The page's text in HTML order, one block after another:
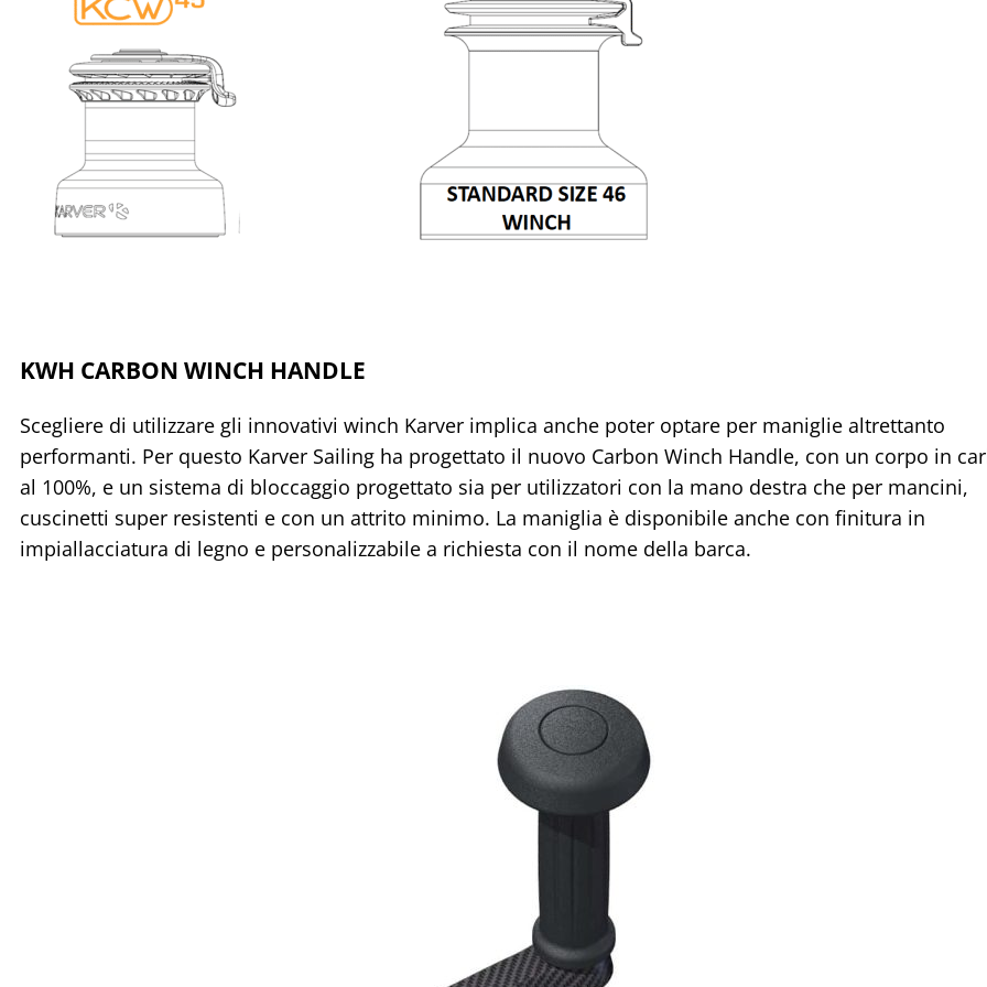
KWH CARBON WINCH HANDLE
Scegliere di utilizzare gli innovativi winch Karver implica anche poter optare per maniglie altrettanto
performanti. Per questo Karver Sailing ha progettato il nuovo Carbon Winch Handle, con un corpo in
al 100%, e un sistema di bloccaggio progettato sia per utilizzatori con la mano destra che per mancini,
cuscinetti super resistenti e con un attrito minimo. La maniglia è disponibile anche con finitura in
impiallacciatura di legno e personalizzabile a richiesta con il nome della barca.